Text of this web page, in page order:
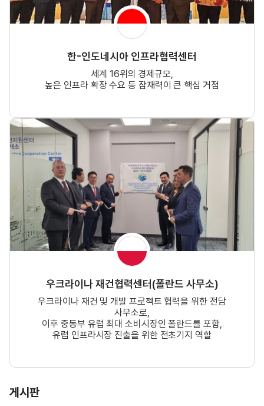
한-인도네시아 인프라협력센터
세계 16위의 경제규모,
높은 인프라 확장 수요 등 잠재력이 큰 핵심 거점
우크라이나 재건협력센터(폴란드 사무소)
우크라이나 재건 및 개발 프로젝트 협력을 위한 전담
사무소로,
이후 중동부 유럽 최대 소비시장인 폴란드를 포함,
유럽 인프라시장 진출을 위한 전초기지 역할
게시판